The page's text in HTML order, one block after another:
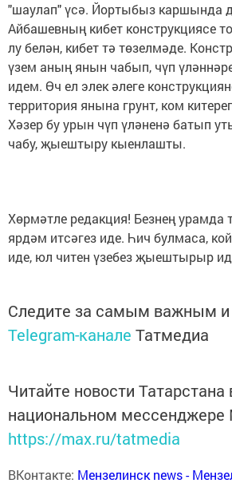
"шаулап" үсә. Йортыбыз каршында
Айбашевның кибет конструкциясе
лу белән, кибет тә төзелмәде.
үзем аның янын чабып, чүп
идем. Өч ел элек әлеге
территория янына грунт, ком
Хәзер бу урын чүп үләненә батып
чабу, җыештыру кыенлашты.
Хөрмәтле редакция! Безнең урамда
ярдәм итсәгез иде. Һич булмаса,
иде, юл читен үзебез җыештырыр
Следите за самым важным
Telegram-канале Татмедиа
Читайте новости Татарстана
национальном мессенджере
https://max.ru/tatmedia
ВКонтакте: Мензелинск news -